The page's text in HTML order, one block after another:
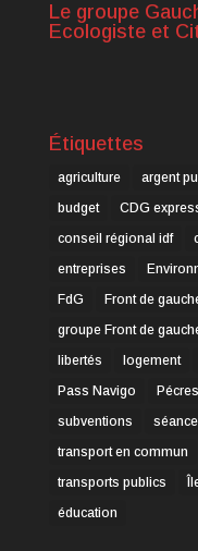
Le groupe
Ecologiste et
Étiquettes
agriculture argent
budget
CDG
conseil régional idf
entreprises
FdG
Front de
groupe Front de
libertés
logement
Pass Navigo
subventions
séance
transport en commun
transports publics
éducation